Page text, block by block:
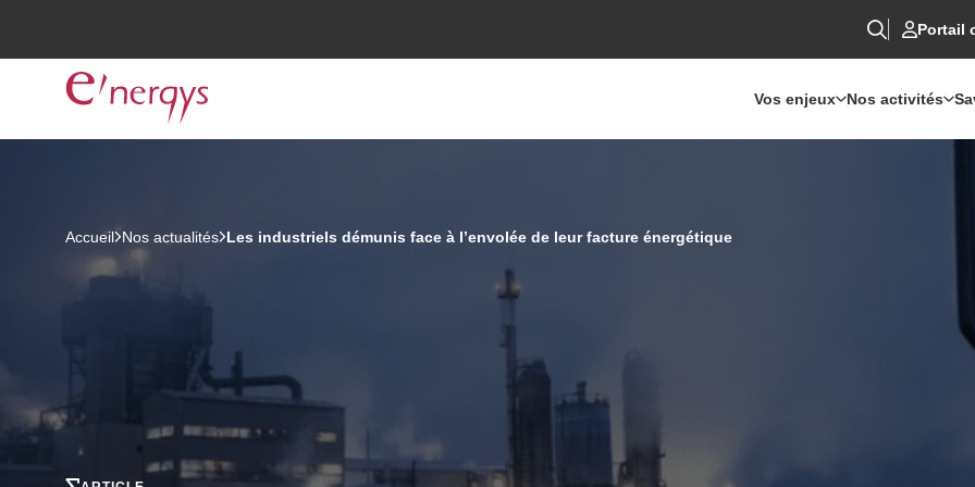
Portail
Vos enjeux Nos activités
Accueil Nos actualités Les industriels démunis face à l’envolée de leur facture énergétique